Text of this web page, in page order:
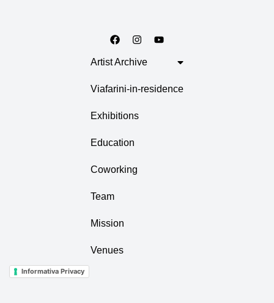
Artist Archive
Viafarini-in-residence
Exhibitions
Education
Coworking
Team
Mission
Venues
Informativa Privacy